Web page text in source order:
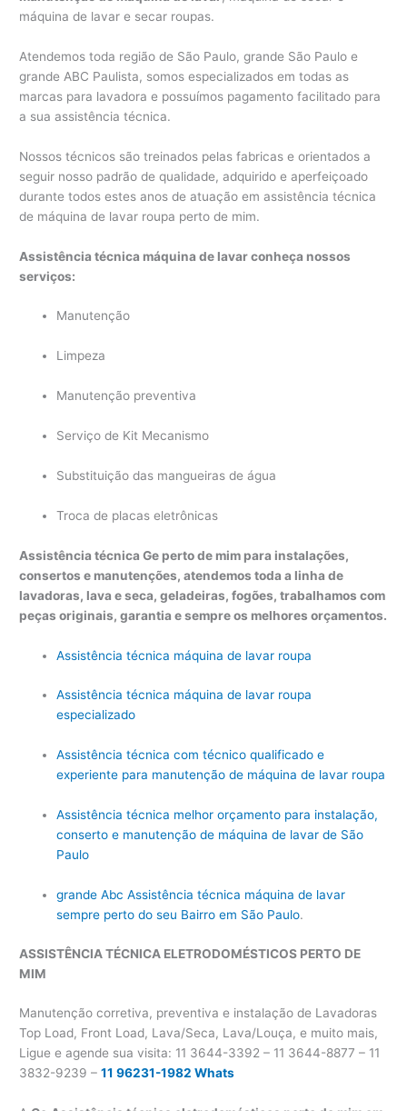
máquina de lavar e secar roupas.
Atendemos toda região de São Paulo, grande São Paulo e
grande ABC Paulista, somos especializados em todas as
marcas para lavadora e possuímos pagamento facilitado para
a sua assistência técnica.
Nossos técnicos são treinados pelas fabricas e orientados a
seguir nosso padrão de qualidade, adquirido e aperfeiçoado
durante todos estes anos de atuação em assistência técnica
de máquina de lavar roupa perto de mim.
Assistência técnica máquina de lavar conheça nossos
serviços:
Manutenção
Limpeza
Manutenção preventiva
Serviço de Kit Mecanismo
Substituição das mangueiras de água
Troca de placas eletrônicas
Assistência técnica Ge perto de mim para instalações,
consertos e manutenções, atendemos toda a linha de
lavadoras, lava e seca, geladeiras, fogões, trabalhamos com
peças originais, garantia e sempre os melhores orçamentos.
Assistência técnica máquina de lavar roupa
Assistência técnica máquina de lavar roupa
especializado
Assistência técnica com técnico qualificado e
experiente para manutenção de máquina de lavar roupa
Assistência técnica melhor orçamento para instalação,
conserto e manutenção de máquina de lavar de São
Paulo
grande Abc Assistência técnica máquina de lavar
sempre perto do seu Bairro em São Paulo.
ASSISTÊNCIA TÉCNICA ELETRODOMÉSTICOS PERTO DE
MIM
Manutenção corretiva, preventiva e instalação de Lavadoras
Top Load, Front Load, Lava/Seca, Lava/Louça, e muito mais,
Ligue e agende sua visita: 11 3644-3392 – 11 3644-8877 – 11
3832-9239 –11 96231-1982 Whats